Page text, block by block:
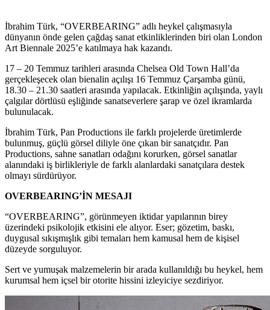
İbrahim Türk, “OVERBEARING” adlı heykel çalışmasıyla
dünyanın önde gelen çağdaş sanat etkinliklerinden biri olan London
Art Biennale 2025’e katılmaya hak kazandı.
17 – 20 Temmuz tarihleri arasında Chelsea Old Town Hall’da
gerçekleşecek olan bienalin açılışı 16 Temmuz Çarşamba günü,
18.30 – 21.30 saatleri arasında yapılacak. Etkinliğin açılışında, yaylı
çalgılar dörtlüsü eşliğinde sanatseverlere şarap ve özel ikramlarda
bulunulacak.
İbrahim Türk, Pan Productions ile farklı projelerde üretimlerde
bulunmuş, güçlü görsel diliyle öne çıkan bir sanatçıdır. Pan
Productions, sahne sanatları odağını korurken, görsel sanatlar
alanındaki iş birlikleriyle de farklı alanlardaki sanatçılara destek
olmayı sürdürüyor.
OVERBEARING’İN MESAJI
“OVERBEARING”, görünmeyen iktidar yapılarının birey
üzerindeki psikolojik etkisini ele alıyor. Eser; gözetim, baskı,
duygusal sıkışmışlık gibi temaları hem kamusal hem de kişisel
düzeyde sorguluyor.
Sert ve yumuşak malzemelerin bir arada kullanıldığı bu heykel, hem
kurumsal hem içsel bir otorite hissini izleyiciye sezdiriyor.